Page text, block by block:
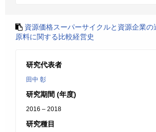
資源価格スーパーサイクルと資源企業の
原料に関する比較経営史
研究代表者
田中 彰
研究期間 (年度)
2016 – 2018
研究種目